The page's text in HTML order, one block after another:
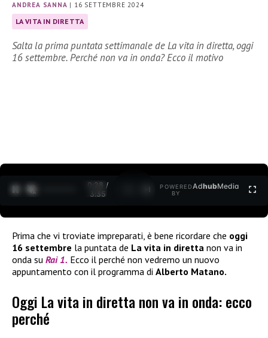
ANDREA SANNA | 16 SETTEMBRE 2024
LA VITA IN DIRETTA
Salta la prima puntata settimanale de La vita in diretta, oggi
16 settembre. Perché non va in onda? Ecco il motivo
0:30 /
3:35
POWERED
BY
AdhubMedia
Prima che vi troviate impreparati, è bene ricordare che oggi
16 settembre la puntata de La vita in diretta non va in
onda su Rai 1. Ecco il perché non vedremo un nuovo
appuntamento con il programma di Alberto Matano.
Oggi La vita in diretta non va in onda: ecco
perché